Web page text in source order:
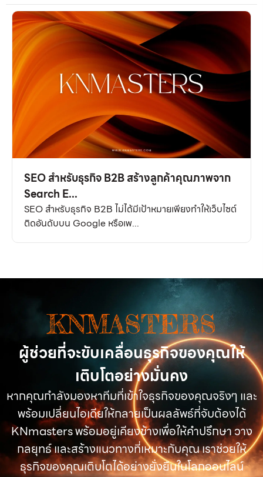
SEO สำหรับธุรกิจ B2B สร้างลูกค้าคุณภาพจาก
Search E...
SEO สำหรับธุรกิจ B2B ไม่ได้มีเป้าหมายเพียงทำให้เว็บไซต์
ติดอันดับบน Google หรือเพ...
KNMASTERS
ผู้ช่วยที่จะขับเคลื่อนธุรกิจของคุณให้
เติบโตอย่างมั่นคง
หากคุณกำลังมองหาทีมที่เข้าใจธุรกิจของคุณจริงๆ และ
พร้อมเปลี่ยนไอเดียให้กลายเป็นผลลัพธ์ที่จับต้องได้
KNmasters พร้อมอยู่เคียงข้างเพื่อให้คำปรึกษา วาง
กลยุทธ์ และสร้างแนวทางที่เหมาะกับคุณ เราช่วยให้
ธุรกิจของคุณเติบโตได้อย่างยั่งยืนในโลกออนไลน์